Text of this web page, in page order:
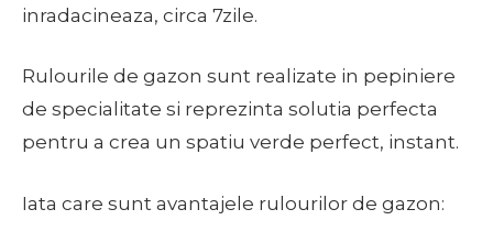
inradacineaza, circa 7zile.
Rulourile de gazon sunt realizate in pepiniere
de specialitate si reprezinta solutia perfecta
pentru a crea un spatiu verde perfect, instant.
Iata care sunt avantajele rulourilor de gazon: